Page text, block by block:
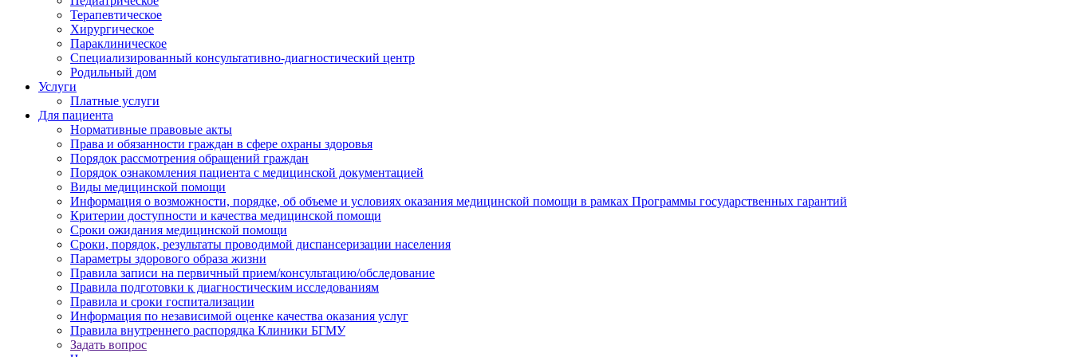
Терапевтическое
Хирургическое
Параклиническое
Специализированный консультативно-диагностический центр
Родильный дом
Услуги
Платные услуги
Для пациента
Нормативные правовые акты
Права и обязанности граждан в сфере охраны здоровья
Порядок рассмотрения обращений граждан
Порядок ознакомления пациента с медицинской документацией
Виды медицинской помощи
Информация о возможности, порядке, об объеме и условиях оказания медицинской помощи в рамках Программы государственных гарантий
Критерии доступности и качества медицинской помощи
Сроки ожидания медицинской помощи
Сроки, порядок, результаты проводимой диспансеризации населения
Параметры здорового образа жизни
Правила записи на первичный прием/консультацию/обследование
Правила подготовки к диагностическим исследованиям
Правила и сроки госпитализации
Информация по независимой оценке качества оказания услуг
Правила внутреннего распорядка Клиники БГМУ
Задать вопрос